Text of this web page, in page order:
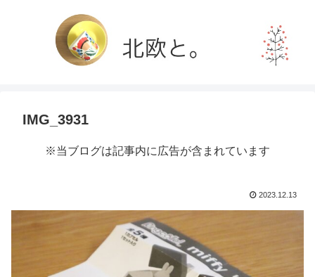
IMG_3931
※当ブログは記事内に広告が含まれています
2023.12.13